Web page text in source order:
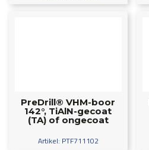
PreDrill® VHM-boor
142°, TiAlN-gecoat
(TA) of ongecoat
Artikel: PTF711102